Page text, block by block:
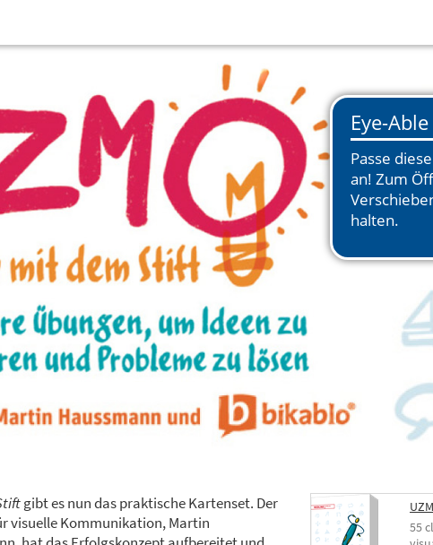
gibt es nun das praktische Kartenset. Der
visuelle Kommunikation, Martin
55